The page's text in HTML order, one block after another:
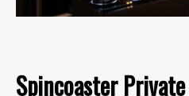
Spincoaster